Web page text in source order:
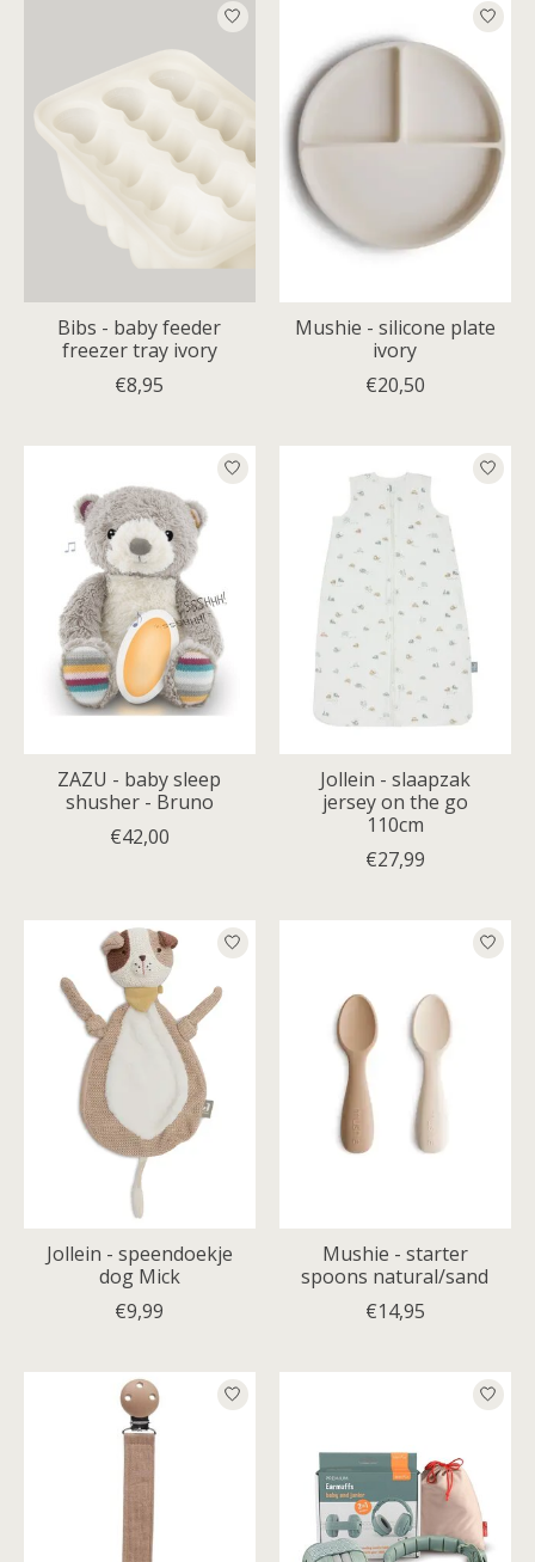
Bibs - baby feeder
freezer tray ivory
€8,95
Mushie - silicone plate
ivory
€20,50
ZAZU - baby sleep
shusher - Bruno
€42,00
Jollein - slaapzak
jersey on the go
110cm
€27,99
Jollein - speendoekje
dog Mick
€9,99
Mushie - starter
spoons natural/sand
€14,95